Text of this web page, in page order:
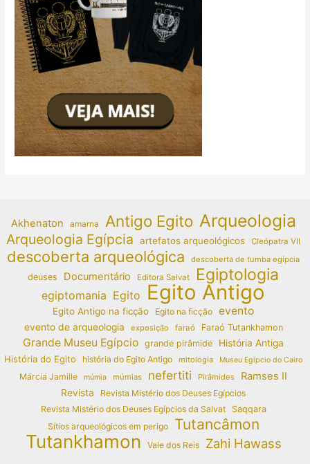
Akhenaton amarna Antigo Egito Arqueologia
Arqueologia Egípcia artefatos arqueológicos Cleópatra VII
descoberta arqueológica descoberta de tumba egípcia
deuses Documentário Editora Salvat Egiptologia
egiptomania Egito Egito Antigo
Egito Antigo na ficção Egito na ficção evento
evento de arqueologia exposição faraó Faraó Tutankhamon
Grande Museu Egípcio grande pirâmide
História Antiga
História do Egito
história do Egito Antigo mitologia Museu Egípcio do Cairo
Márcia Jamille múmia múmias nefertiti Pirâmides Ramses II
Revista
Revista Mistério dos Deuses Egípcios
Revista Mistério dos Deuses Egípcios da Salvat
Saqqara
Sítios arqueológicos em perigo
Tutancâmon
Tutankhamon Vale dos Reis Zahi Hawass